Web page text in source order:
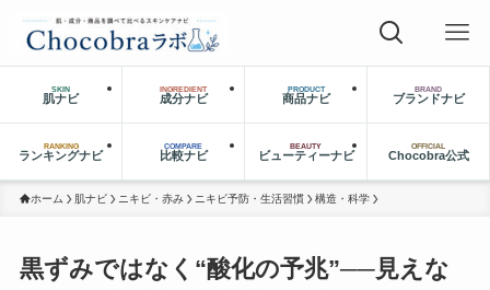
SKIN
肌ナビ
INGREDIENT
成分ナビ
PRODUCT
商品ナビ
BRAND
ブランドナビ
RANKING
ランキングナビ
COMPARE
比較ナビ
BEAUTY
ビューティーナビ
OFFICIAL
Chocobra公式
ホーム 肌ナビ ニキビ・赤み ニキビ予防・生活習慣 構造・科学
黒ずみではなく“酸化の予兆”──見えな